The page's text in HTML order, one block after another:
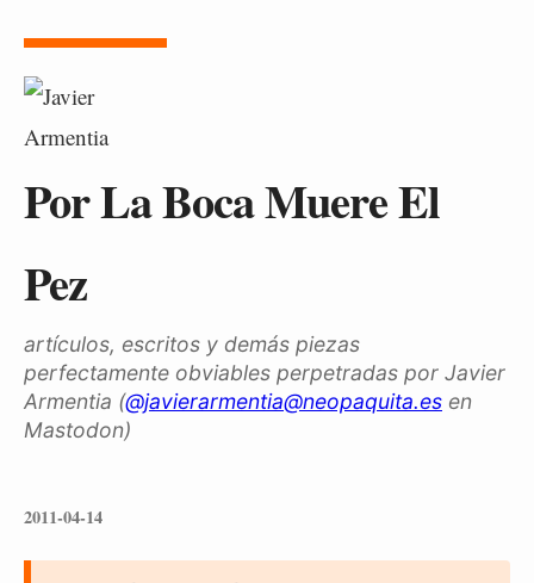
Por La Boca Muere El
Pez
artículos, escritos y demás piezas
perfectamente obviables perpetradas por Javier
Armentia (@javierarmentia@neopaquita.es en
Mastodon)
2011-04-14